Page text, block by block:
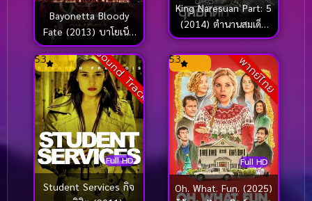
Bayonetta Bloody
Fate (2013) บาโยเน็ต
ต้า บลัดดี้เฟท
King Naresuan Part: 5
(2014) ตํานานสมเด็จ
พระนเรศวรมหาราช
ยุทธหัตถี
Sound Track
Full HD
5.3
Student Services กิจ
พากย์ไทย
Full HD
5.3
Oh. What. Fun. (2025)